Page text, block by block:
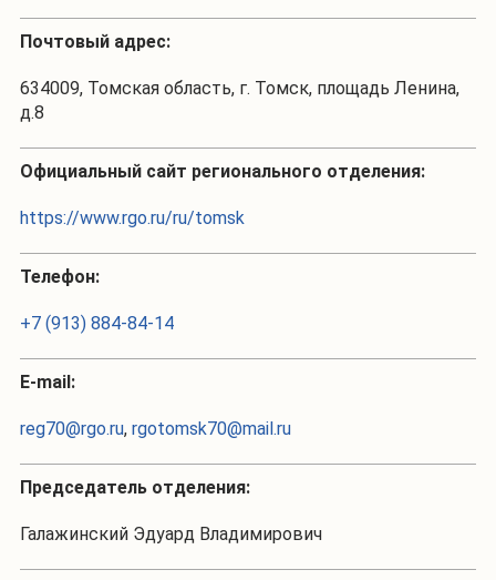
Почтовый адрес:
634009, Томская область, г. Томск, площадь Ленина,
д.8
Официальный сайт регионального отделения:
https://www.rgo.ru/ru/tomsk
Телефон:
+7 (913) 884-84-14
Е-mail:
reg70@rgo.ru, rgotomsk70@mail.ru
Председатель отделения:
Галажинский Эдуард Владимирович